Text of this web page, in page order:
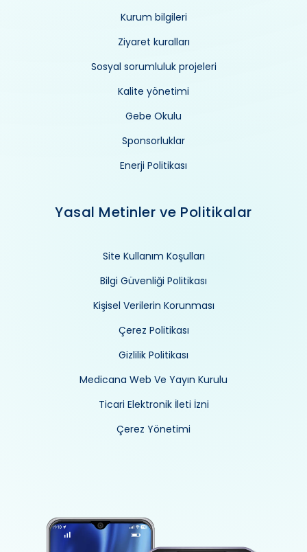
Kurum bilgileri
Ziyaret kuralları
Sosyal sorumluluk projeleri
Kalite yönetimi
Gebe Okulu
Sponsorluklar
Enerji Politikası
Yasal Metinler ve Politikalar
Site Kullanım Koşulları
Bilgi Güvenliği Politikası
Kişisel Verilerin Korunması
Çerez Politikası
Gizlilik Politikası
Medicana Web Ve Yayın Kurulu
Ticari Elektronik İleti İzni
Çerez Yönetimi